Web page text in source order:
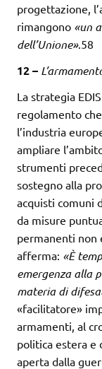
progettazione,
rimangono «un
dell’Unione».58
12 –
La strategia
regolamento
l’industria
ampliare
strumenti
sostegno alla
acquisti comuni
da misure
permanenti non
afferma: «È
emergenza alla
materia di
«facilitatore»
armamenti, al
politica estera e
aperta dalla